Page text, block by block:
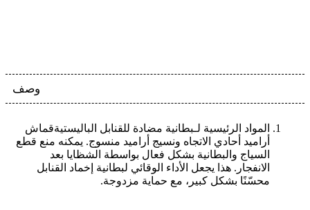
وصف
المواد الرئيسية لـبطانية مضادة للقنابل الباليستيةقماش
أراميد أحادي الاتجاه ونسيج أراميد منسوج. يمكنه منع قطع
السياج والبطانية بشكل فعال بواسطة الشظايا بعد
الانفجار. هذا يجعل الأداء الوقائي لبطانية إخماد القنابل
محسّنًا بشكل كبير، مع حماية مزدوجة.